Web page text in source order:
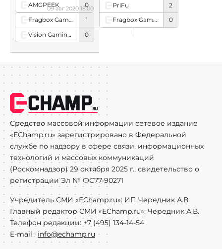
AMGPEEK
0
Fragbox Gaming
1
Vision Gaming (Swiss team)
0
09 авг 2020 18:00 PriFu
2
Fragbox Gaming
0
Средство массовой информации сетевое издание
«EChamp.ru» зарегистрировано в Федеральной
службе по надзору в сфере связи, информационных
технологий и массовых коммуникаций
(Роскомнадзор) 29 октября 2025 г., свидетельство о
регистрации Эл № ФС77-90271
Учредитель СМИ «EChamp.ru»: ИП Чередник А.В.
Главный редактор СМИ «EChamp.ru»: Чередник А.В.
Телефон редакции: +7 (495) 134-14-54
E-mail : info@echamp.ru